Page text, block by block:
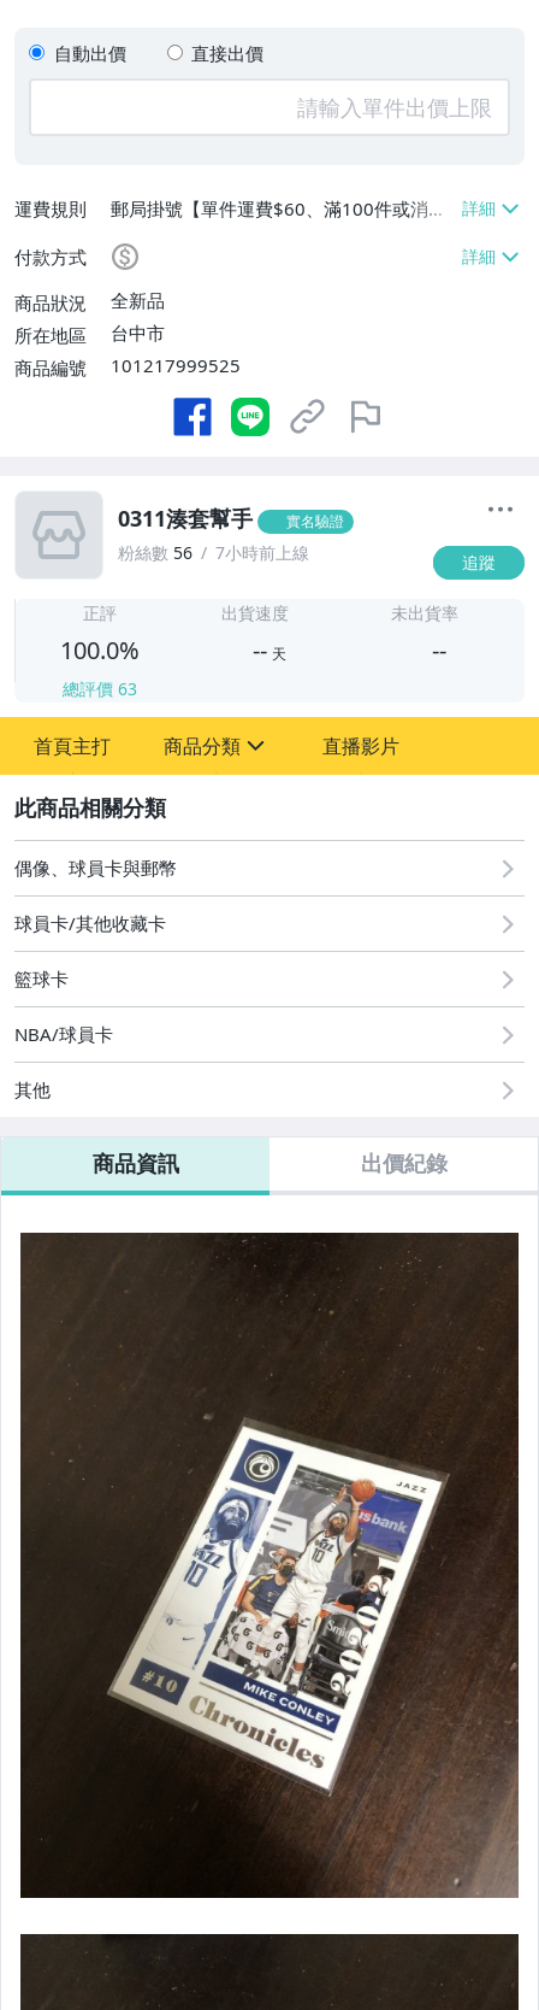
自動出價 直接出價
運費規則
郵局掛號【單件運費$60、滿100件或消費
滿$9999免運費】
付款方式
商品狀況
全新品
所在地區
台中市
商品編號
101217999525
0311湊套幫手 實名驗證
粉絲數 56 7小時前上線 追蹤
正評
100.0%
總評價 63
出貨速度
-- 天
未出貨率
--
首頁主打 商品分類
偶像、球員卡與郵幣
直播影片
偶像、球員卡與郵幣
球員卡/其他收藏卡
籃球卡
NBA/球員卡
其他
商品資訊 出價紀錄